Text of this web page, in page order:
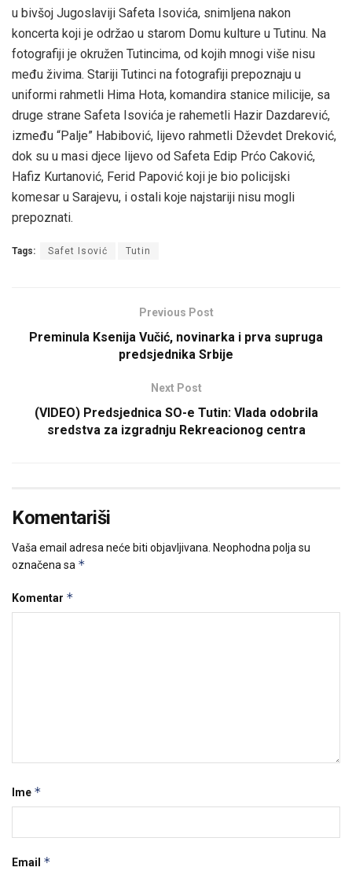
u bivšoj Jugoslaviji Safeta Isovića, snimljena nakon
koncerta koji je održao u starom Domu kulture u Tutinu. Na
fotografiji je okružen Tutincima, od kojih mnogi više nisu
među živima. Stariji Tutinci na fotografiji prepoznaju u
uniformi rahmetli Hima Hota, komandira stanice milicije, sa
druge strane Safeta Isovića je rahemetli Hazir Dazdarević,
između “Palje” Habibović, lijevo rahmetli Dževdet Dreković,
dok su u masi djece lijevo od Safeta Edip Prćo Caković,
Hafiz Kurtanović, Ferid Papović koji je bio policijski
komesar u Sarajevu, i ostali koje najstariji nisu mogli
prepoznati.
Tags: Safet Isović Tutin
Previous Post
Preminula Ksenija Vučić, novinarka i prva supruga
predsjednika Srbije
Next Post
(VIDEO) Predsjednica SO-e Tutin: Vlada odobrila
sredstva za izgradnju Rekreacionog centra
Komentariši
Vaša email adresa neće biti objavljivana. Neophodna polja su
označena sa *
Komentar *
Ime *
Email *